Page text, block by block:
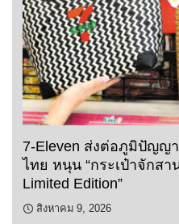
7-Eleven ส่งต่อภูมิปัญญ
ไทย หนุน “กระเป๋าจักส
Limited Edition”
สิงหาคม 9, 2026